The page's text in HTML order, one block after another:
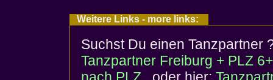
Weitere Links - more links:
Suchst Du einen Tanzpartner
Tanzpartner Freiburg + PLZ